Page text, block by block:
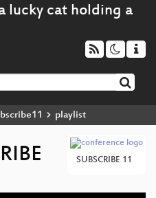
playlist
SUBSCRIBE 11